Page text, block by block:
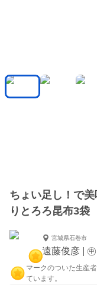
ちょい足し！で
りとろろ昆布3袋
宮城県石巻市
遠藤俊彦 |
マークのついた生産
ています。